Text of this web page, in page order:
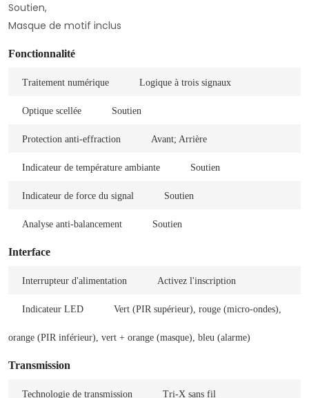
Soutien,
Masque de motif inclus
Fonctionnalité
Traitement numérique Logique à trois signaux
Optique scellée Soutien
Protection anti-effraction Avant; Arrière
Indicateur de température ambiante Soutien
Indicateur de force du signal Soutien
Analyse anti-balancement Soutien
Interface
Interrupteur d'alimentation Activez l'inscription
Indicateur LED Vert (PIR supérieur), rouge (micro-ondes),
orange (PIR inférieur), vert + orange (masque), bleu (alarme)
Transmission
Technologie de transmission Tri-X sans fil